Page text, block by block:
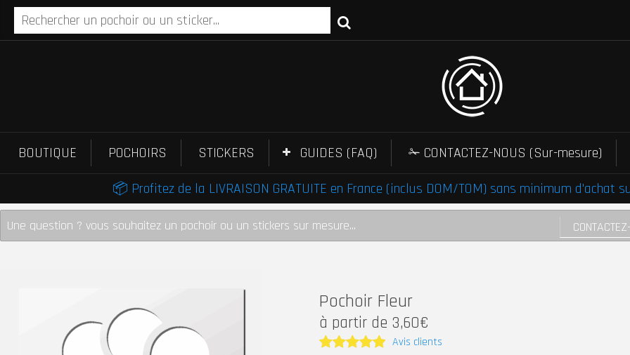
BOUTIQUE POCHOIRS STICKERS GUIDES (FAQ)
✁ CONTACTEZ-NOUS (Sur-mesure)
📦 Profitez de la LIVRAISON GRATUITE en France (inclus DOM/TOM) sans minimum d'achat
Une question ? vous souhaitez un pochoir ou un stickers sur mesure...
Pochoir Fleur
à partir de 3,60€
Avis clients